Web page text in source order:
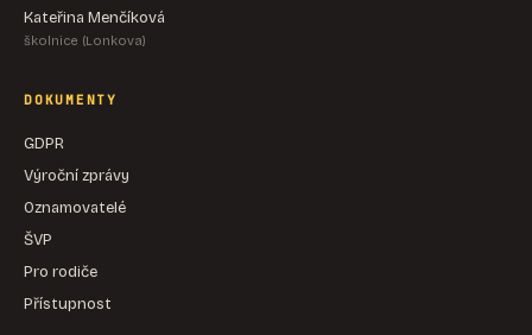
Kateřina Menčíková
školnice (Lonkova)
DOKUMENTY
GDPR
Výroční zprávy
Oznamovatelé
ŠVP
Pro rodiče
Přístupnost